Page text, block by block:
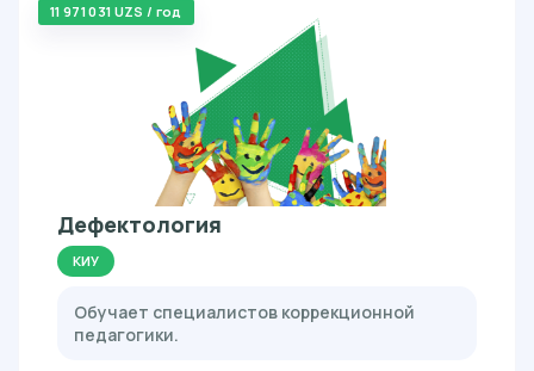
11 971 031 UZS / год
Дефектология
КИУ
Обучает специалистов коррекционной
педагогики.